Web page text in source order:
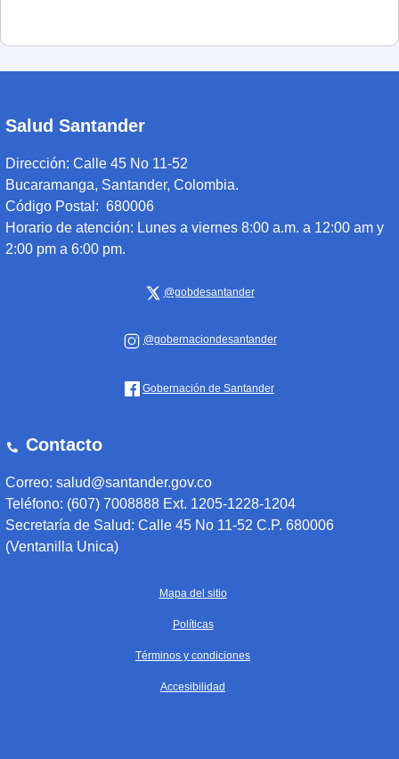
Salud Santander
Dirección: Calle 45 No 11-52
Bucaramanga, Santander, Colombia.
Código Postal: 680006
Horario de atención: Lunes a viernes 8:00 a.m. a 12:00 am y
2:00 pm a 6:00 pm.
@gobdesantander
@gobernaciondesantander
Gobernación de Santander
Contacto
Correo: salud@santander.gov.co
Teléfono: (607) 7008888 Ext. 1205-1228-1204
Secretaría de Salud: Calle 45 No 11-52 C.P. 680006
(Ventanilla Unica)
Mapa del sitio
Políticas
Términos y condiciones
Accesibilidad